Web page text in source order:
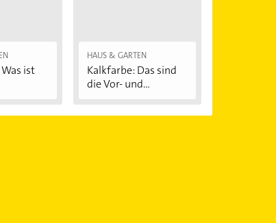
ist
HAUS & GARTEN
Kalkfarbe: Das sind
die Vor- und...